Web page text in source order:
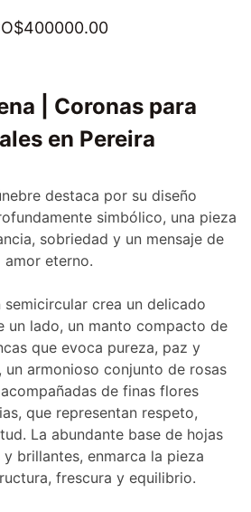
| Coronas para
en Pereira
destaca por su diseño
simbólico, una pieza
sobriedad y un mensaje de
amor eterno.
semicircular crea un delicado
un lado, un manto compacto de
que evoca pureza, paz y
un armonioso conjunto de rosas
de finas flores
que representan respeto,
La abundante base de hojas
brillantes, enmarca la pieza
frescura y equilibrio.